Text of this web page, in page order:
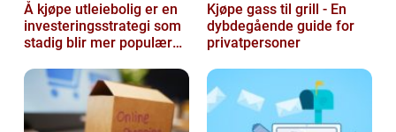
Å kjøpe utleiebolig er en
investeringsstrategi som
stadig blir mer populær
Kjøpe gass til grill - En
dybdegående guide for
privatpersoner